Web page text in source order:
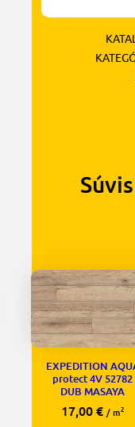
EXPEDITION
protect 4V 52782
DUB MASAYA
17,00 € / m2